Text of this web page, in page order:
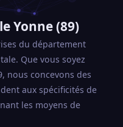
Yonne (89)
du département
Que vous soyez
nous concevons des
aux spécificités de
les moyens de